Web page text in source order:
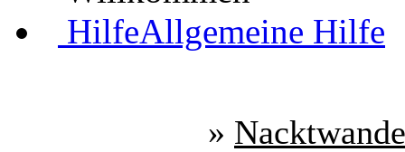
HilfeAllgemeine Hilfe
»